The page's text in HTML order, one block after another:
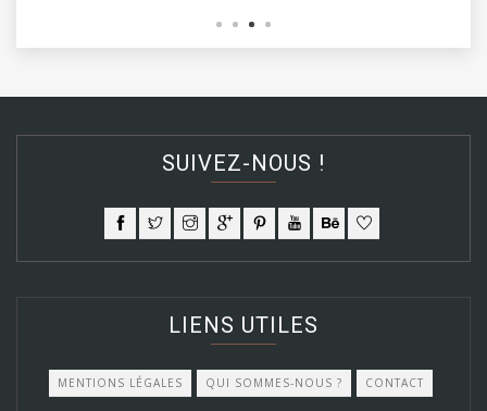
SUIVEZ-NOUS !
LIENS UTILES
MENTIONS LÉGALES QUI SOMMES-NOUS ? CONTACT